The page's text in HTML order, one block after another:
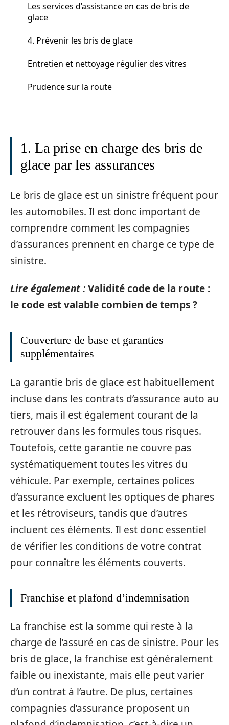
Les services d’assistance en cas de bris de
glace
4. Prévenir les bris de glace
Entretien et nettoyage régulier des vitres
Prudence sur la route
1. La prise en charge des bris de
glace par les assurances
Le bris de glace est un sinistre fréquent pour
les automobiles. Il est donc important de
comprendre comment les compagnies
d’assurances prennent en charge ce type de
sinistre.
Lire également :Validité code de la route :
le code est valable combien de temps ?
Couverture de base et garanties
supplémentaires
La garantie bris de glace est habituellement
incluse dans les contrats d’assurance auto au
tiers, mais il est également courant de la
retrouver dans les formules tous risques.
Toutefois, cette garantie ne couvre pas
systématiquement toutes les vitres du
véhicule. Par exemple, certaines polices
d’assurance excluent les optiques de phares
et les rétroviseurs, tandis que d’autres
incluent ces éléments. Il est donc essentiel
de vérifier les conditions de votre contrat
pour connaître les éléments couverts.
Franchise et plafond d’indemnisation
La franchise est la somme qui reste à la
charge de l’assuré en cas de sinistre. Pour les
bris de glace, la franchise est généralement
faible ou inexistante, mais elle peut varier
d’un contrat à l’autre. De plus, certaines
compagnies d’assurance proposent un